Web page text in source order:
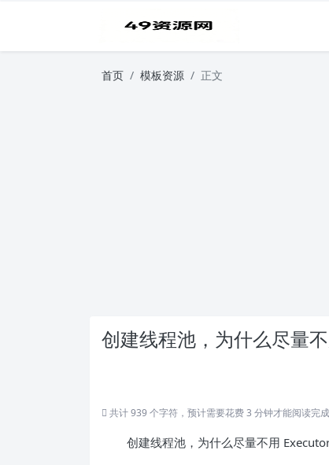
首页 模板资源 正文
创建线程池，为什么尽量
共计 939 个字符，预计需要花费 3 分钟才能阅读完成
创建线程池，为什么尽量不用